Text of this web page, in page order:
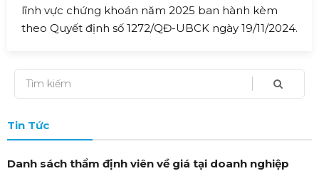
lĩnh vực chứng khoán năm 2025 ban hành kèm
theo Quyết định số 1272/QĐ-UBCK ngày 19/11/2024.
Tin Tức
Danh sách thẩm định viên về giá tại doanh nghiệp